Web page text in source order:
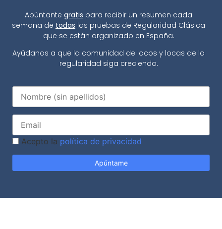
Apúntante gratis para recibir un resumen cada
semana de todas las pruebas de Regularidad Clásica
que se están organizado en España.
Ayúdanos a que la comunidad de locos y locas de la
regularidad siga creciendo.
Acepto la política de privacidad